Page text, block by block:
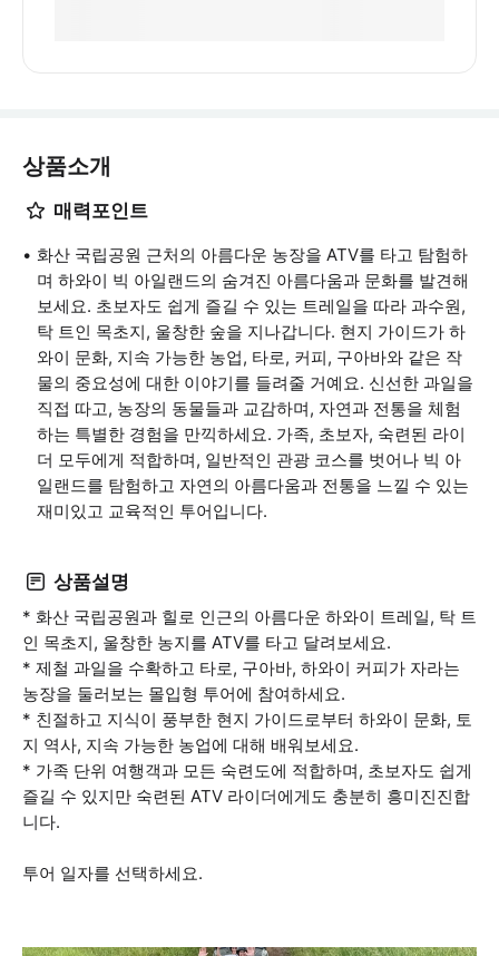
상품소개
매력포인트
화산 국립공원 근처의 아름다운 농장을 ATV를 타고 탐험하
며 하와이 빅 아일랜드의 숨겨진 아름다움과 문화를 발견해
보세요. 초보자도 쉽게 즐길 수 있는 트레일을 따라 과수원,
탁 트인 목초지, 울창한 숲을 지나갑니다. 현지 가이드가 하
와이 문화, 지속 가능한 농업, 타로, 커피, 구아바와 같은 작
물의 중요성에 대한 이야기를 들려줄 거예요. 신선한 과일을
직접 따고, 농장의 동물들과 교감하며, 자연과 전통을 체험
하는 특별한 경험을 만끽하세요. 가족, 초보자, 숙련된 라이
더 모두에게 적합하며, 일반적인 관광 코스를 벗어나 빅 아
일랜드를 탐험하고 자연의 아름다움과 전통을 느낄 수 있는
재미있고 교육적인 투어입니다.
상품설명
* 화산 국립공원과 힐로 인근의 아름다운 하와이 트레일, 탁 트
인 목초지, 울창한 농지를 ATV를 타고 달려보세요.
* 제철 과일을 수확하고 타로, 구아바, 하와이 커피가 자라는
농장을 둘러보는 몰입형 투어에 참여하세요.
* 친절하고 지식이 풍부한 현지 가이드로부터 하와이 문화, 토
지 역사, 지속 가능한 농업에 대해 배워보세요.
* 가족 단위 여행객과 모든 숙련도에 적합하며, 초보자도 쉽게
즐길 수 있지만 숙련된 ATV 라이더에게도 충분히 흥미진진합
니다.
투어 일자를 선택하세요.